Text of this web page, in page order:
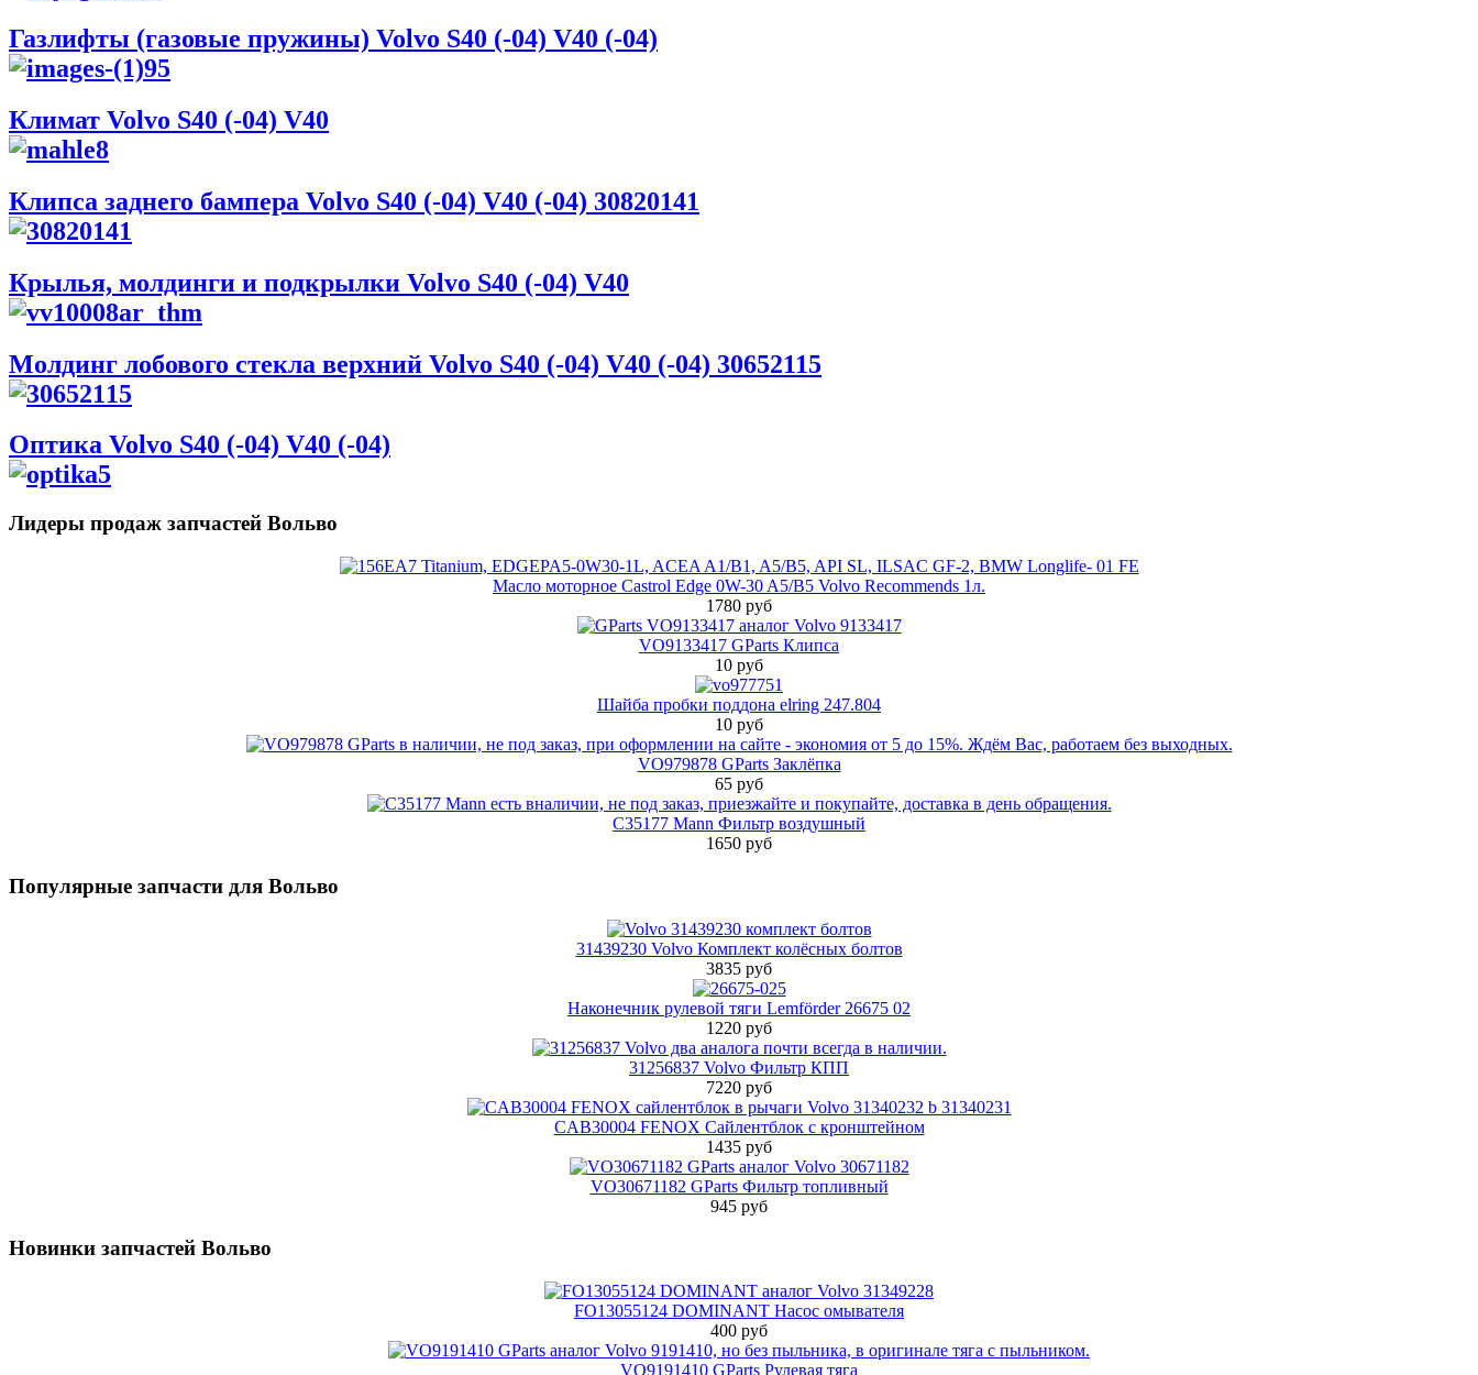
Газлифты (газовые пружины) Volvo S40 (-04) V40 (-04)
Климат Volvo S40 (-04) V40
Клипса заднего бампера Volvo S40 (-04) V40 (-04) 30820141
Крылья, молдинги и подкрылки Volvo S40 (-04) V40
Молдинг лобового стекла верхний Volvo S40 (-04) V40 (-04) 30652115
Оптика Volvo S40 (-04) V40 (-04)
Лидеры продаж запчастей Вольво
Масло моторное Castrol Edge 0W-30 A5/B5 Volvo Recommends 1л.
1780 руб
VO9133417 GParts Клипса
10 руб
Шайба пробки поддона elring 247.804
10 руб
VO979878 GParts Заклёпка
65 руб
C35177 Mann Фильтр воздушный
1650 руб
Популярные запчасти для Вольво
31439230 Volvo Комплект колёсных болтов
3835 руб
Наконечник рулевой тяги Lemförder 26675 02
1220 руб
31256837 Volvo Фильтр КПП
7220 руб
CAB30004 FENOX Сайлентблок с кронштейном
1435 руб
VO30671182 GParts Фильтр топливный
945 руб
Новинки запчастей Вольво
FO13055124 DOMINANT Насос омывателя
400 руб
VO9191410 GParts Рулевая тяга